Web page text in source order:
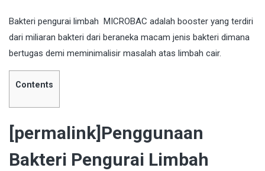
Bakteri pengurai limbah MICROBAC adalah booster yang terdiri
dari miliaran bakteri dari beraneka macam jenis bakteri dimana
bertugas demi meminimalisir masalah atas limbah cair.
Contents
[permalink]Penggunaan
Bakteri Pengurai Limbah